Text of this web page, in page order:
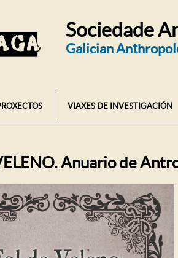
Sociedade
Galician
VIAXES DE INVESTIGACIÓN
Anuario de